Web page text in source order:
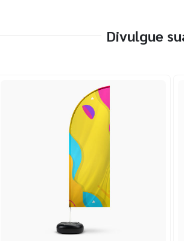
Divulgue